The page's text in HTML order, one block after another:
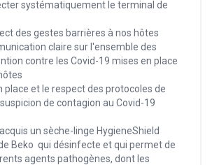
systématiquement le terminal de
des gestes barrières à nos hôtes
claire sur l'ensemble des
contre les Covid-19 mises en place
place et le respect des protocoles de
de contagion au Covid-19
un sèche-linge HygieneShield
Beko qui désinfecte et qui permet de
agents pathogènes, dont les